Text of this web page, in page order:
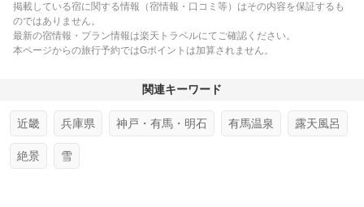
掲載している宿に関する情報（宿情報・口コミ等）はその内容を保証するも
のではありません。
最新の宿情報・プラン情報は楽天トラベルにてご確認ください。
本ページからの旅行予約ではGポイントは加算されません。
関連キーワード
近畿 兵庫県 神戸・有馬・明石 有馬温泉 露天風呂
絶景 雪